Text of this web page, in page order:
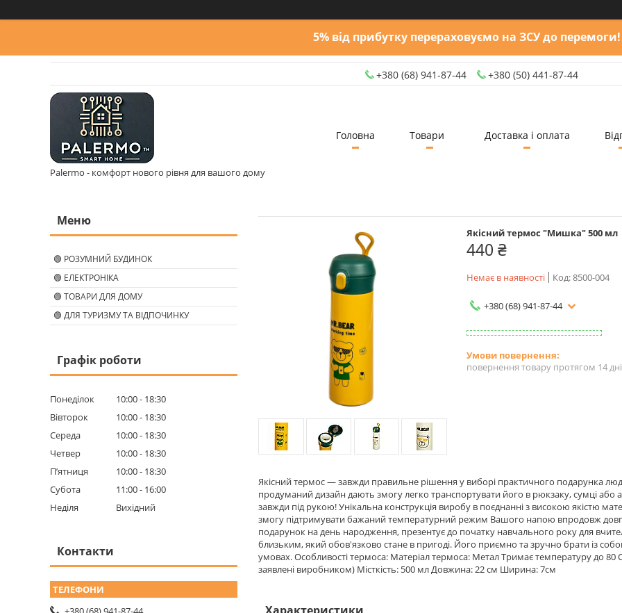
5% від прибутку перераховуємо на ЗСУ до перемоги!
+380 (68) 941-87-44 +380 (50) 441-87-44
Palermo - комфорт нового рівня для вашого дому
Головна Товари Доставка і оплата
Якісний термос "Мишка" 500 мл
440 ₴
Немає в наявності Код:8500-004
+380 (68) 941-87-44
повернення товару протягом 14
Якісний термос — завжди правильне рішення у виборі практичного подарунка
продуманий дизайн дають змогу легко транспортувати його в рюкзаку, сумці
завжди під рукою! Унікальна конструкція виробу в поєднанні з високою якістю
змогу підтримувати бажаний температурний режим Вашого напою впродовж
подарунок на день народження, презентує до початку навчального року для
близьким, який обов'язково стане в пригоді. Його приємно та зручно брати із
умовах. Особливості термоса: Матеріал термоса: Метал Тримає температуру до 80
заявлені виробником) Місткість: 500 мл Довжина: 22 см Ширина: 7см
Характеристики
🟢 РОЗУМНИЙ БУДИНОК
🟢 ЕЛЕКТРОНІКА
🟢 ТОВАРИ ДЛЯ ДОМУ
🟢 ДЛЯ ТУРИЗМУ ТА ВІДПОЧИНКУ
Графік роботи
Понеділок 10:00
18:30
Вівторок
10:00
18:30
Середа
10:00
18:30
Четвер
10:00
18:30
Пʼятниця
10:00
18:30
Субота
11:00
16:00
Неділя
Вихідний
Контакти